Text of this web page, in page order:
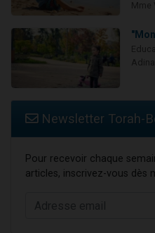
Newsletter Torah-
Pour recevoir chaque
articles, inscrivez-vous dès